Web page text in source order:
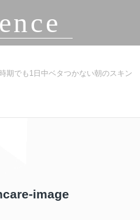
期でも1日中ベタつかない朝のスキン
image